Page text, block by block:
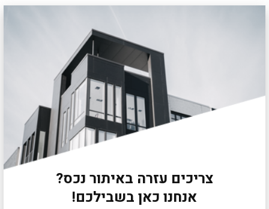
צריכים עזרה באיתור נכס?
אנחנו כאן בשבילכם!